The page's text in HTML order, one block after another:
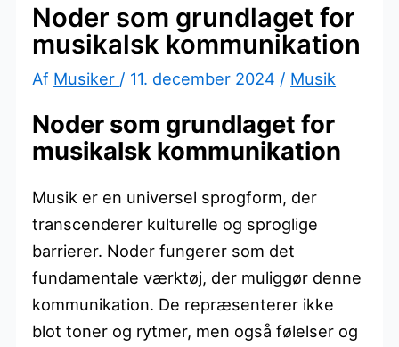
Noder som grundlaget for
musikalsk kommunikation
Af Musiker / 11. december 2024 / Musik
Noder som grundlaget for
musikalsk kommunikation
Musik er en universel sprogform, der
transcenderer kulturelle og sproglige
barrierer. Noder fungerer som det
fundamentale værktøj, der muliggør denne
kommunikation. De repræsenterer ikke
blot toner og rytmer, men også følelser og